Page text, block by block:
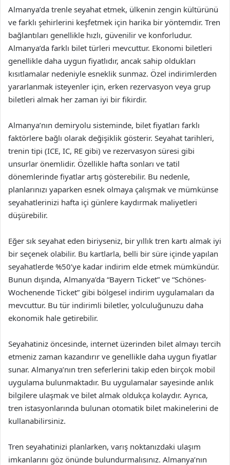
Almanya’da trenle seyahat etmek, ülkenin zengin kültürünü
ve farklı şehirlerini keşfetmek için harika bir yöntemdir. Tren
bağlantıları genellikle hızlı, güvenilir ve konforludur.
Almanya’da farklı bilet türleri mevcuttur. Ekonomi biletleri
genellikle daha uygun fiyatlıdır, ancak sahip oldukları
kısıtlamalar nedeniyle esneklik sunmaz. Özel indirimlerden
yararlanmak isteyenler için, erken rezervasyon veya grup
biletleri almak her zaman iyi bir fikirdir.
Almanya’nın demiryolu sisteminde, bilet fiyatları farklı
faktörlere bağlı olarak değişiklik gösterir. Seyahat tarihleri,
trenin tipi (ICE, IC, RE gibi) ve rezervasyon süresi gibi
unsurlar önemlidir. Özellikle hafta sonları ve tatil
dönemlerinde fiyatlar artış gösterebilir. Bu nedenle,
planlarınızı yaparken esnek olmaya çalışmak ve mümkünse
seyahatlerinizi hafta içi günlere kaydırmak maliyetleri
düşürebilir.
Eğer sık seyahat eden biriyseniz, bir yıllık tren kartı almak iyi
bir seçenek olabilir. Bu kartlarla, belli bir süre içinde yapılan
seyahatlerde %50’ye kadar indirim elde etmek mümkündür.
Bunun dışında, Almanya’da “Bayern Ticket” ve “Schönes-
Wochenende Ticket” gibi bölgesel indirim uygulamaları da
mevcuttur. Bu tür indirimli biletler, yolculuğunuzu daha
ekonomik hale getirebilir.
Seyahatiniz öncesinde, internet üzerinden bilet almayı tercih
etmeniz zaman kazandırır ve genellikle daha uygun fiyatlar
sunar. Almanya’nın tren seferlerini takip eden birçok mobil
uygulama bulunmaktadır. Bu uygulamalar sayesinde anlık
bilgilere ulaşmak ve bilet almak oldukça kolaydır. Ayrıca,
tren istasyonlarında bulunan otomatik bilet makinelerini de
kullanabilirsiniz.
Tren seyahatinizi planlarken, varış noktanızdaki ulaşım
imkanlarını göz önünde bulundurmalısınız. Almanya’nın